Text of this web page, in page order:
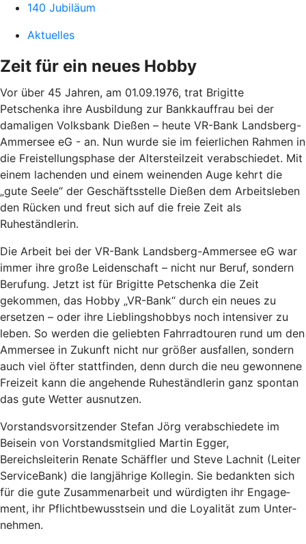
140 Jubiläum
Aktuelles
Zeit für ein neues Hobby
Vor über 45 Jahren, am 01.09.1976, trat Brigitte
Petschenka ihre Ausbildung zur Bankkauffrau bei der
damaligen Volksbank Dießen – heute VR-Bank Landsberg-
Ammersee eG - an. Nun wurde sie im feierlichen Rahmen in
die Freistellungsphase der Altersteilzeit verabschiedet. Mit
einem lachenden und einem weinenden Auge kehrt die
„gute Seele“ der Geschäftsstelle Dießen dem Arbeitsleben
den Rücken und freut sich auf die freie Zeit als
Ruheständlerin.
Die Arbeit bei der VR-Bank Landsberg-Ammersee eG war
immer ihre große Leidenschaft – nicht nur Beruf, sondern
Berufung. Jetzt ist für Brigitte Petschenka die Zeit
gekommen, das Hobby „VR-Bank“ durch ein neues zu
ersetzen – oder ihre Lieblingshobbys noch intensiver zu
leben. So werden die geliebten Fahrradtouren rund um den
Ammersee in Zukunft nicht nur größer ausfallen, sondern
auch viel öfter stattfinden, denn durch die neu gewonnene
Freizeit kann die angehende Ruheständlerin ganz spontan
das gute Wetter ausnutzen.
Vorstandsvorsitzender Stefan Jörg verabschiedete im
Beisein von Vorstandsmitglied Martin Egger,
Bereichsleiterin Renate Schäffler und Steve Lachnit (Leiter
ServiceBank) die langjährige Kollegin. Sie be­dankten sich
für die gute Zusam­menar­beit und würdigten ihr Engage­
ment, ihr Pflichtbewusstsein und die Loyalität zum Un­ter­
neh­men.